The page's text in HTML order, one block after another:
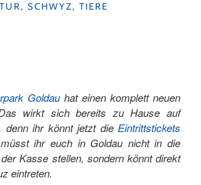
, SCHWYZ, TIERE
Goldau hat einen komplett neuen
wirkt sich bereits zu Hause auf
denn ihr könnt jetzt die Eintrittstickets
ihr euch in Goldau nicht in die
Kasse stellen, sondern könnt direkt
eintreten.